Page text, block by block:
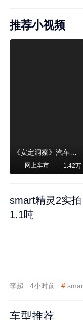
推荐小视频
《安定洞察》汽车烧不烧油，和石油安全无关！
网上车市 1.42万
smart精灵2实
1.1吨
李超 4小时前 #
车型推荐